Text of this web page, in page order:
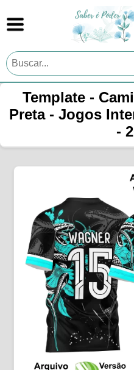
Template -
Preta - Jogos
-